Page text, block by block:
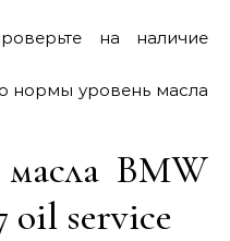
на наличие
нормы уровень масла
BMW
oil service